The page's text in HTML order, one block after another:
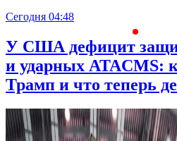
Сегодня 04:48
У США дефицит
и ударных ATACMS:
Трамп и что теперь